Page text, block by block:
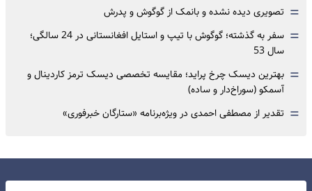
= تصویری دیده نشده و بانمک از گوگوش و پدرش
=
سفر به گذشته؛ گوگوش با تیپ و استایل افغانستانی در 24 سالگی؛
سال 53
= بهترین دیسک چرخ پراید؛ مقایسه تخصصی دیسک ترمز کاردینال و
آسمکو (سوراخ‌دار و ساده)
= تقدیر از مصطفی احمدی در ویژه‌برنامه «ستارگان خبرفوری»